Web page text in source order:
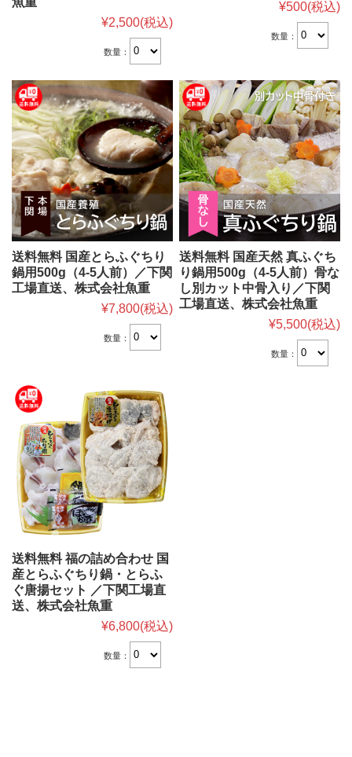
¥2,500(税込)
数量：
¥500(税込)
数量：
送料無料 国産とらふぐちり
鍋用500g（4-5人前）／下関
工場直送、株式会社魚重
¥7,800(税込)
数量：
送料無料 国産天然 真ふぐち
り鍋用500g（4-5人前）骨な
し別カット中骨入り／下関
工場直送、株式会社魚重
¥5,500(税込)
数量：
送料無料 福の詰め合わせ 国
産とらふぐちり鍋・とらふ
ぐ唐揚セット ／下関工場直
送、株式会社魚重
¥6,800(税込)
数量：